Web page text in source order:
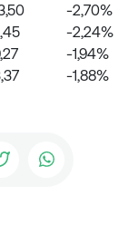
-2,70%
-2,24%
-1,94%
-1,88%